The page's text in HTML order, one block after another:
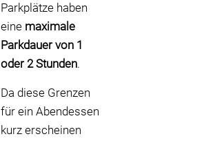
Parkplätze haben
eine maximale
Parkdauer von 1
oder 2 Stunden.
Da diese Grenzen
für ein Abendessen
kurz erscheinen